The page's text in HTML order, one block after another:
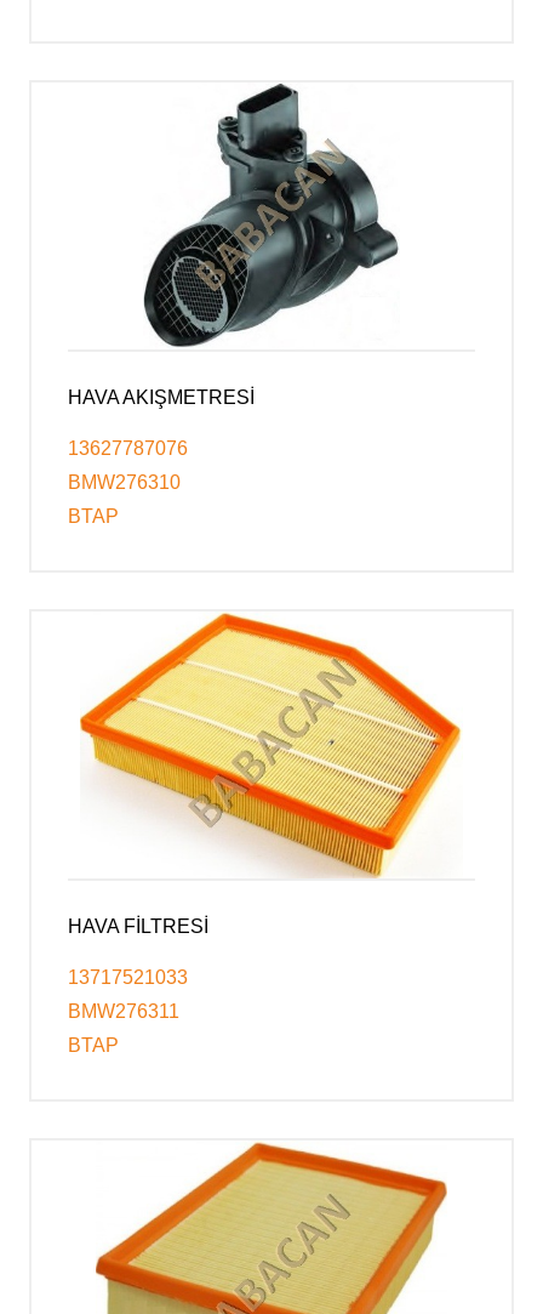
HAVA AKIŞMETRESİ
13627787076
BMW276310
BTAP
HAVA FİLTRESİ
13717521033
BMW276311
BTAP